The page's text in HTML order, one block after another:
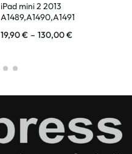
iPad mini 2 2013
A1489,A1490,A1491
19,90€ – 130,00€